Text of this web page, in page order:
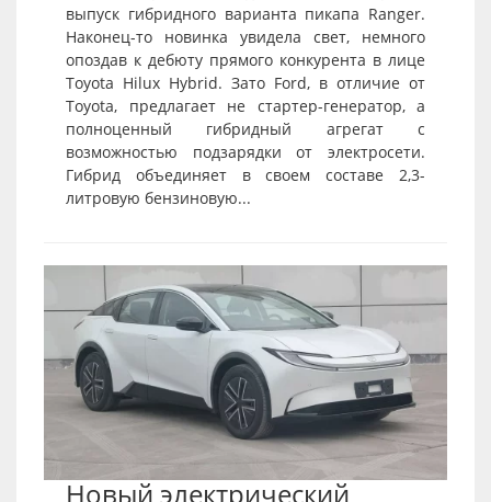
выпуск гибридного варианта пикапа Ranger.
Наконец-то новинка увидела свет, немного
опоздав к дебюту прямого конкурента в лице
Toyota Hilux Hybrid. Зато Ford, в отличие от
Toyota, предлагает не стартер-генератор, а
полноценный гибридный агрегат с
возможностью подзарядки от электросети.
Гибрид объединяет в своем составе 2,3-
литровую бензиновую...
Новый электрический